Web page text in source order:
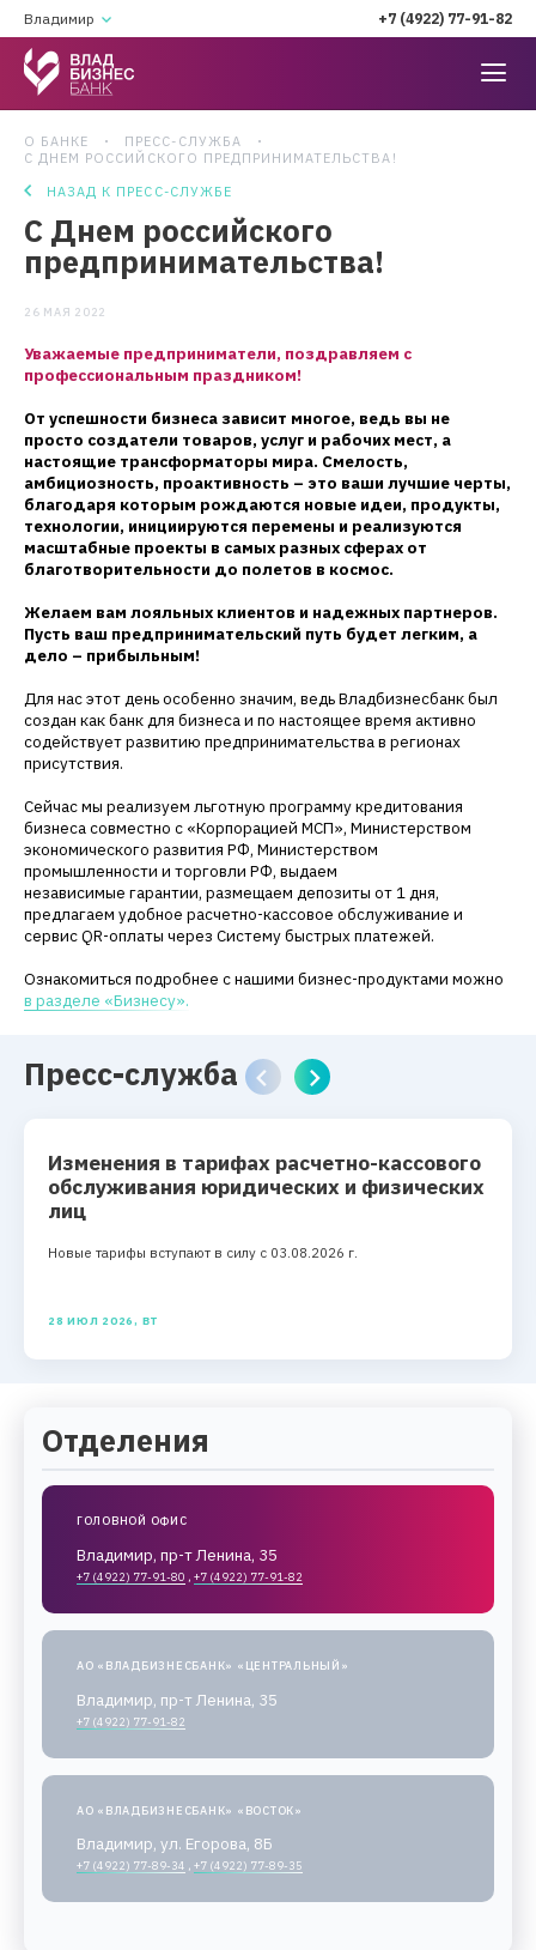
Владимир +7 (4922) 77-91-82
О БАНКЕ
ПРЕСС-СЛУЖБА
C ДНЕМ РОССИЙСКОГО ПРЕДПРИНИМАТЕЛЬСТВА!
НАЗАД К ПРЕСС-СЛУЖБЕ
C Днем российского
предпринимательства!
26 МАЯ 2022
Уважаемые предприниматели, поздравляем с
профессиональным праздником!
От успешности бизнеса зависит многое, ведь вы не
просто создатели товаров, услуг и рабочих мест, а
настоящие трансформаторы мира. Смелость,
амбициозность, проактивность – это ваши лучшие черты,
благодаря которым рождаются новые идеи, продукты,
технологии, инициируются перемены и реализуются
масштабные проекты в самых разных сферах от
благотворительности до полетов в космос.
Желаем вам лояльных клиентов и надежных партнеров.
Пусть ваш предпринимательский путь будет легким, а
дело – прибыльным!
Для нас этот день особенно значим, ведь Владбизнесбанк был
создан как банк для бизнеса и по настоящее время активно
содействует развитию предпринимательства в регионах
присутствия.
Сейчас мы реализуем льготную программу кредитования
бизнеса совместно с «Корпорацией МСП», Министерством
экономического развития РФ, Министерством
промышленности и торговли РФ, выдаем
независимые гарантии, размещаем депозиты от 1 дня,
предлагаем удобное расчетно-кассовое обслуживание и
сервис QR-оплаты через Систему быстрых платежей.
Ознакомиться подробнее с нашими бизнес-продуктами можно
в разделе «Бизнесу».
Пресс-служба
Изменения в тарифах расчетно-кассового
обслуживания юридических и физических
лиц
Новые тарифы вступают в силу с 03.08.2026 г.
28 ИЮЛ 2026, ВТ
Отделения
ГОЛОВНОЙ ОФИС
Владимир, пр-т Ленина, 35
+7 (4922) 77-91-80 , +7 (4922) 77-91-82
АО «ВЛАДБИЗНЕСБАНК» «ЦЕНТРАЛЬНЫЙ»
Владимир, пр-т Ленина, 35
+7 (4922) 77-91-82
АО «ВЛАДБИЗНЕСБАНК» «ВОСТОК»
Владимир, ул. Егорова, 8Б
+7 (4922) 77-89-34 , +7 (4922) 77-89-35